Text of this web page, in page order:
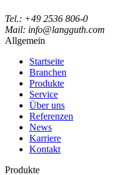
Tel.: +49 2536 806-0
Mail: info@langguth.com
Allgemein
Startseite
Branchen
Produkte
Service
Über uns
Referenzen
News
Karriere
Kontakt
Produkte